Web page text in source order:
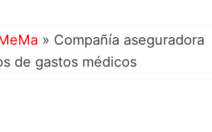
» Compañía aseguradora
de gastos médicos